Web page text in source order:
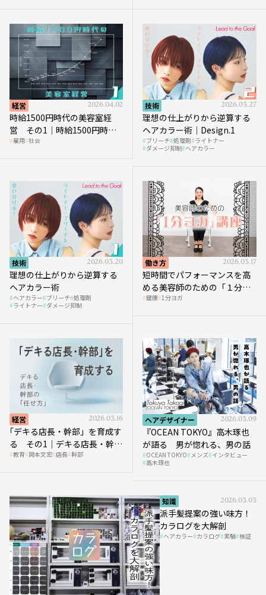
経営 2026.04.02
時給1500円時代の美容室経
営 その1｜時給1500円時代
へ向かう社会的背景
雇用 社会
技術 2026.03.27
理想の仕上がりから逆算する
ヘアカラー術｜Design.1
ブリーチ 処理剤 ライトナー
ダメージ抑制 ヘアカラー
技術 2026.03.20
理想の仕上がりから逆算する
ヘアカラー術
ヘアカラー ブリーチ 処理剤
ライトナー ダメージ抑制
働き方 2026.03.17
短時間でパフォーマンスを高
める美容師のための「１分ヨ
ガ」講座｜実践編
健康 1分ヨガ
経営 2026.03.16
｢デキる店長・幹部」を育成す
る その1｜デキる店長・幹部
の「任せ方」
教育 岡本文宏 店長 幹部
ヘアデザイナー 2026.03.09
『OCEAN TOKYO』高木琢也
が語る 男が惚れる、男の話
OCEAN TOKYO メンズ インタビュー
高木琢也
知識 2026.03.03
派手髪提案の強い味方！
カラログを大解剖
ヘアカラー カラログ 実験 検証